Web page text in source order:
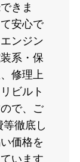
きま
安心で
ンジン
系・保
修理上
ビルト
で、ご
徹底し
価格を
います